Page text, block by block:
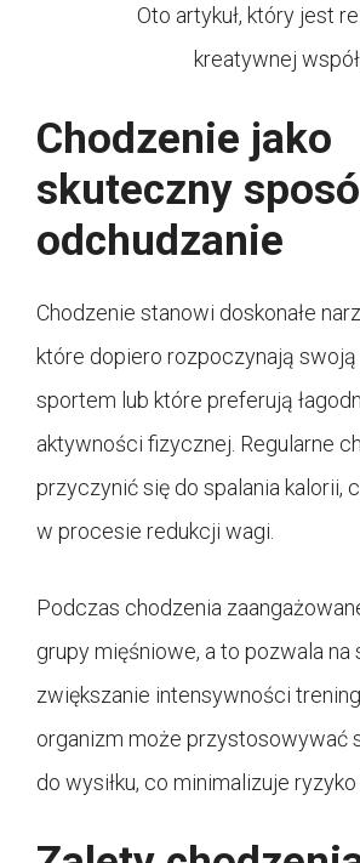
Oto artykuł, który jest
kreatywnej
Chodzenie jako
skuteczny
odchudzanie
Chodzenie stanowi doskonałe
które dopiero rozpoczynają
sportem lub które preferują
aktywności fizycznej. Regularne
przyczynić się do spalania kalorii,
w procesie redukcji wagi.
Podczas chodzenia
grupy mięśniowe, a to pozwala na
zwiększanie intensywności
organizm może przystosowywać
do wysiłku, co minimalizuje ryzyko